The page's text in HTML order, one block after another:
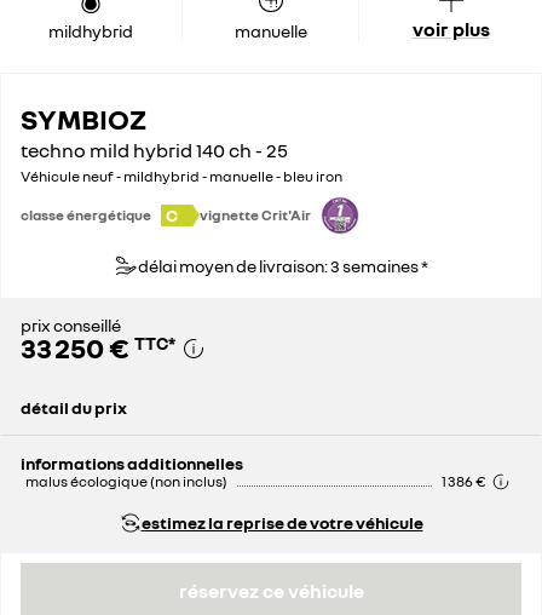
mildhybrid manuelle voir plus
SYMBIOZ
techno mild hybrid 140 ch - 25
Véhicule neuf - mildhybrid - manuelle - bleu iron
classe énergétique C vignette Crit'Air
délai moyen de livraison: 3 semaines *
prix conseillé
33 250 € TTC*
détail du prix
informations additionnelles
malus écologique (non inclus) 1 386 €
estimez la reprise de votre véhicule
réservez ce véhicule